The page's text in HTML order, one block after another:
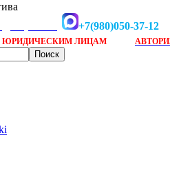
+7(980)050-37-12
ЮРИДИЧЕСКИМ ЛИЦАМ